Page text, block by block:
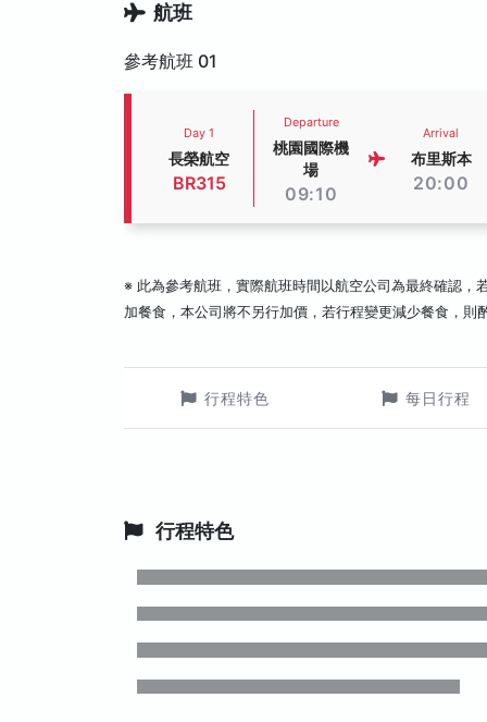
航班
參考航班 01
Day 1
長榮航空
BR315
Departure
桃園國際機
場
09:10
Arrival
布里斯本
20:00
※ 此為參考航班，實際航班時間以航空公司為最終確認，
加餐食，本公司將不另行加價，若行程變更減少餐食，則
行程特色 每日行程
行程特色